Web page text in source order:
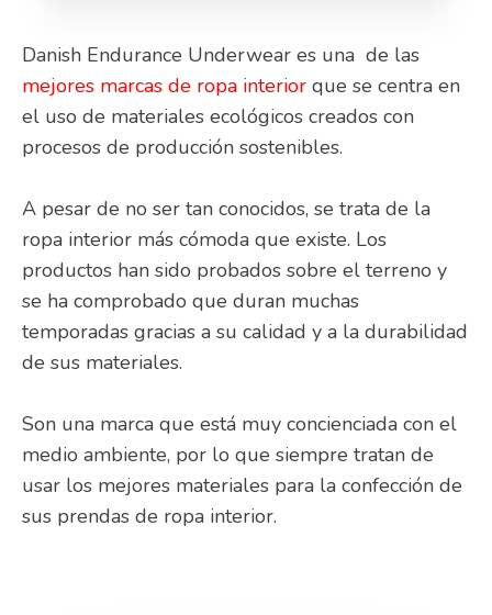
Danish Endurance Underwear es una de las
mejores marcas de ropa interior que se centra en
el uso de materiales ecológicos creados con
procesos de producción sostenibles.
A pesar de no ser tan conocidos, se trata de la
ropa interior más cómoda que existe. Los
productos han sido probados sobre el terreno y
se ha comprobado que duran muchas
temporadas gracias a su calidad y a la durabilidad
de sus materiales.
Son una marca que está muy concienciada con el
medio ambiente, por lo que siempre tratan de
usar los mejores materiales para la confección de
sus prendas de ropa interior.